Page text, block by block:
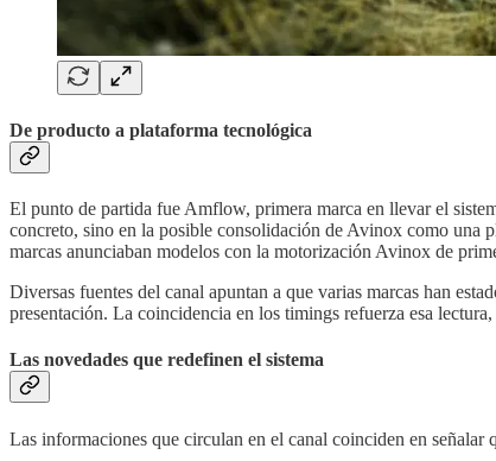
De producto a plataforma tecnológica
El punto de partida fue Amflow, primera marca en llevar el
concreto, sino en la posible consolidación de Avinox como una
marcas anunciaban modelos con la motorización Avinox de
Diversas fuentes del canal apuntan a que varias marcas han
presentación. La coincidencia en los timings refuerza esa
Las novedades que redefinen el sistema
Las informaciones que circulan en el canal coinciden en